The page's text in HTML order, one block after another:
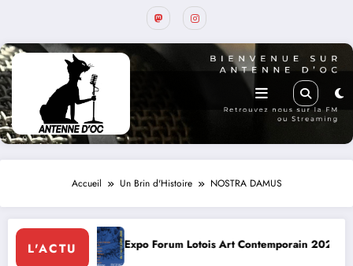
Accueil Un Brin d'Histoire NOSTRA DAMUS
L'ACTU
Expo Forum Lotois Art Contemporain 2026 Conte à la